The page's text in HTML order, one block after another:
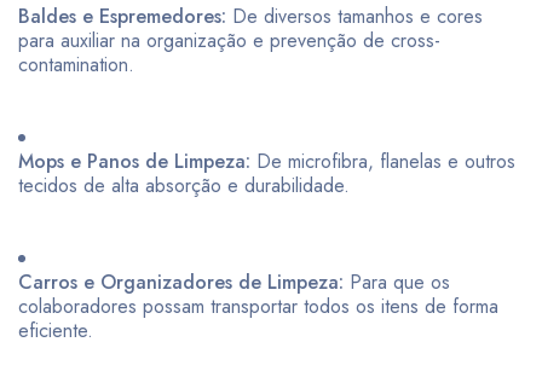
Baldes e Espremedores: De diversos tamanhos e cores
para auxiliar na organização e prevenção de cross-
contamination.
Mops e Panos de Limpeza: De microfibra, flanelas e outros
tecidos de alta absorção e durabilidade.
Carros e Organizadores de Limpeza: Para que os
colaboradores possam transportar todos os itens de forma
eficiente.